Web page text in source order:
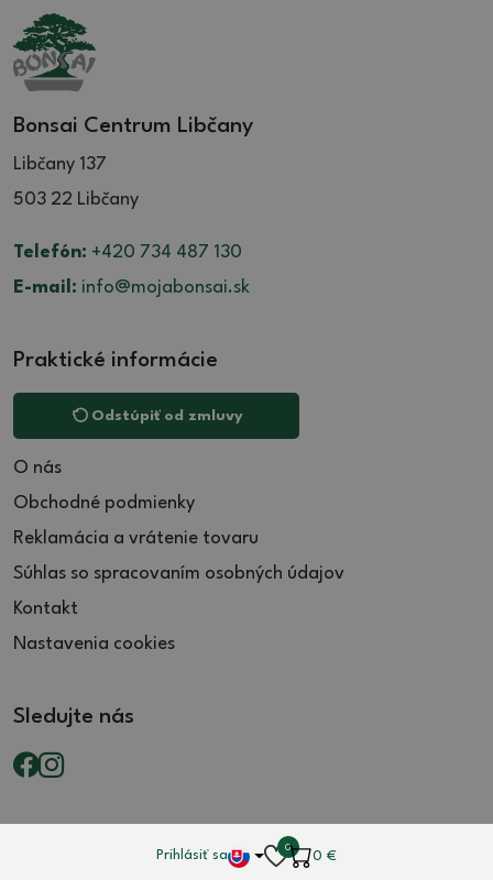
Prihlásiť sa
0
0 €
Bonsai Centrum Libčany
Libčany 137
503 22 Libčany
Telefón: +420 734 487 130
E-mail: info@mojabonsai.sk
Praktické informácie
Odstúpiť od zmluvy
O nás
Obchodné podmienky
Reklamácia a vrátenie tovaru
Súhlas so spracovaním osobných údajov
Kontakt
Nastavenia cookies
Sledujte nás